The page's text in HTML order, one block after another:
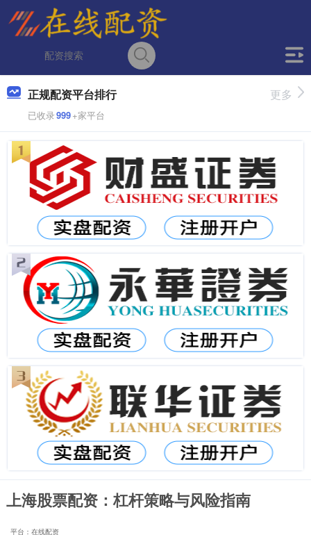
正规配资平台排行
已收录999+家平台
更多
上海股票配资：杠杆策略与风险指南
平台：在线配资